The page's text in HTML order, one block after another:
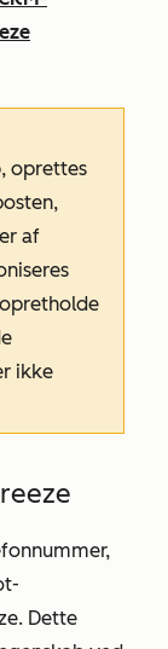
oprettes
af
ikke
Dette